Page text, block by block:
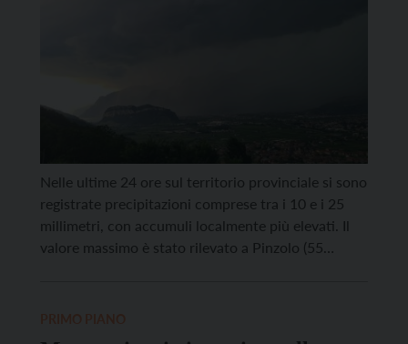
Nelle ultime 24 ore sul territorio provinciale si sono
registrate precipitazioni comprese tra i 10 e i 25
millimetri, con accumuli localmente più elevati. Il
valore massimo è stato rilevato a Pinzolo (55